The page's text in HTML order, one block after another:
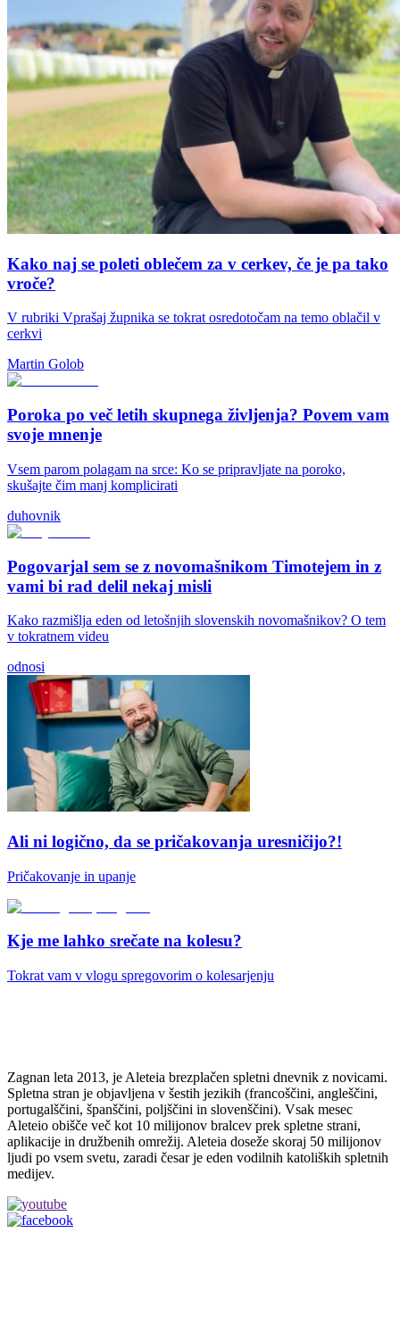
Kako naj se poleti oblečem za v cerkev, če je pa tako
vroče?
V rubriki Vprašaj župnika se tokrat osredotočam na temo oblačil v
cerkvi
Martin Golob
Poroka po več letih skupnega življenja? Povem vam
svoje mnenje
Vsem parom polagam na srce: Ko se pripravljate na poroko,
skušajte čim manj komplicirati
duhovnik
Pogovarjal sem se z novomašnikom Timotejem in z
vami bi rad delil nekaj misli
Kako razmišlja eden od letošnjih slovenskih novomašnikov? O tem
v tokratnem videu
odnosi
Ali ni logično, da se pričakovanja uresničijo?!
Pričakovanje in upanje
Kje me lahko srečate na kolesu?
Tokrat vam v vlogu spregovorim o kolesarjenju
Zagnan leta 2013, je Aleteia brezplačen spletni dnevnik z novicami.
Spletna stran je objavljena v šestih jezikih (francoščini, angleščini,
portugalščini, španščini, poljščini in slovenščini). Vsak mesec
Aleteio obišče več kot 10 milijonov bralcev prek spletne strani,
aplikacije in družbenih omrežij. Aleteia doseže skoraj 50 milijonov
ljudi po vsem svetu, zaradi česar je eden vodilnih katoliških spletnih
medijev.